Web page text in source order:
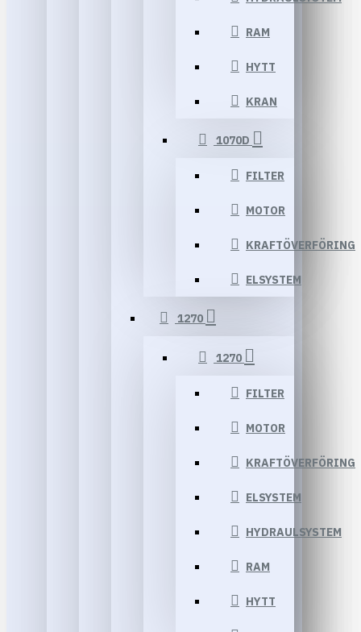
RAM
HYTT
KRAN
1070D
FILTER
MOTOR
KRAFTÖVERFÖRING
ELSYSTEM
1270
1270
FILTER
MOTOR
KRAFTÖVERFÖRING
ELSYSTEM
HYDRAULSYSTEM
RAM
HYTT